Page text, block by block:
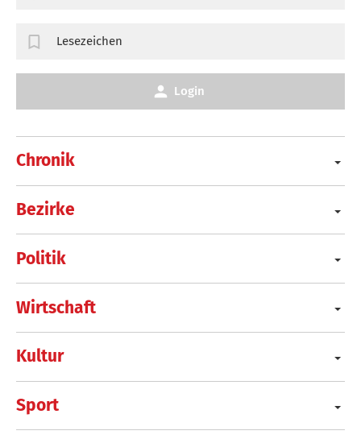
Chronik
Bezirke
Politik
Wirtschaft
Kultur
Sport
Lesezeichen
Login